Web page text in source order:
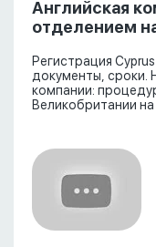
Английская
отделением
Регистрация
документы, сроки.
компании:
Великобритании на